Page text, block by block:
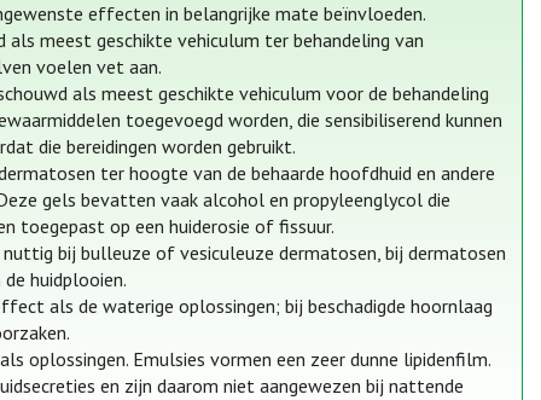
effecten in belangrijke mate beïnvloeden.
meest geschikte vehiculum ter behandeling van
voelen vet aan.
als meest geschikte vehiculum voor de behandeling
toegevoegd worden, die sensibiliserend kunnen
die bereidingen worden gebruikt.
ter hoogte van de behaarde hoofdhuid en andere
gels bevatten vaak alcohol en propyleenglycol die
toegepast op een huiderosie of fissuur.
bij bulleuze of vesiculeuze dermatosen, bij dermatosen
huidplooien.
als de waterige oplossingen; bij beschadigde hoornlaag
oplossingen. Emulsies vormen een zeer dunne lipidenfilm.
en zijn daarom niet aangewezen bij nattende